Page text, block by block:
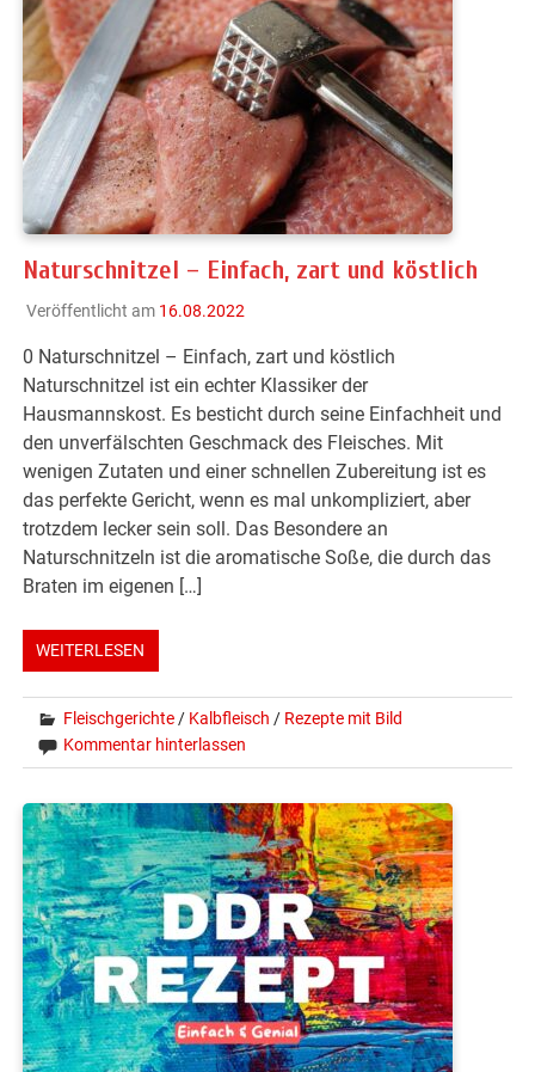
Naturschnitzel – Einfach, zart und köstlich
Veröffentlicht am 16.08.2022
0 Naturschnitzel – Einfach, zart und köstlich
Naturschnitzel ist ein echter Klassiker der
Hausmannskost. Es besticht durch seine Einfachheit und
den unverfälschten Geschmack des Fleisches. Mit
wenigen Zutaten und einer schnellen Zubereitung ist es
das perfekte Gericht, wenn es mal unkompliziert, aber
trotzdem lecker sein soll. Das Besondere an
Naturschnitzeln ist die aromatische Soße, die durch das
Braten im eigenen […]
WEITERLESEN
Fleischgerichte/ Kalbfleisch / Rezepte mit Bild
Kommentar hinterlassen